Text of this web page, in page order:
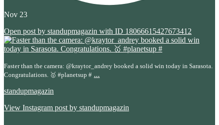
Nov 23
Open post by standupmagazin with ID 18066615427673412
Faster than the camera: @kraytor_andrey booked a solid win today in Sarasota.
Congratulations. 🥇 #planetsup # ...
standupmagazin
View Instagram post by standupmagazin